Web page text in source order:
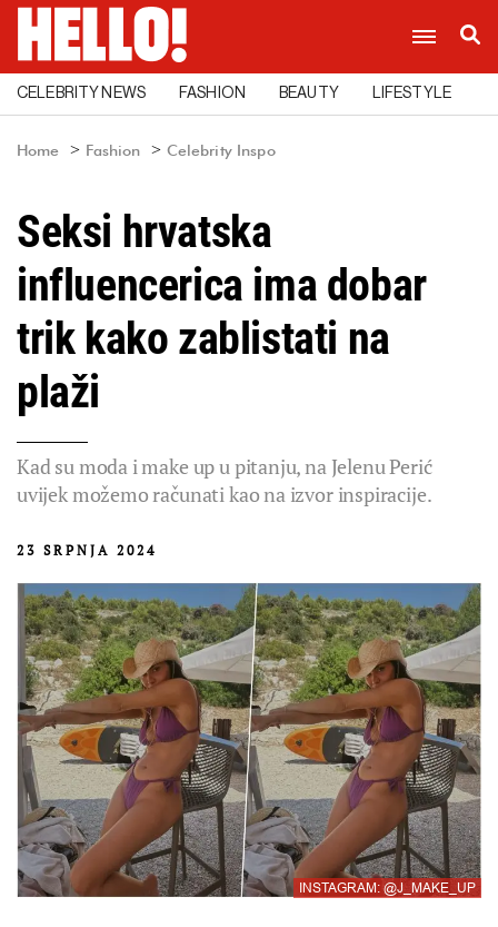
CELEBRITY NEWS FASHION BEAUTY LIFESTYLE
Home Fashion Celebrity Inspo
Seksi hrvatska
influencerica ima dobar
trik kako zablistati na
plaži
Kad su moda i make up u pitanju, na Jelenu Perić
uvijek možemo računati kao na izvor inspiracije.
23 SRPNJA 2024
INSTAGRAM: @J_MAKE_UP